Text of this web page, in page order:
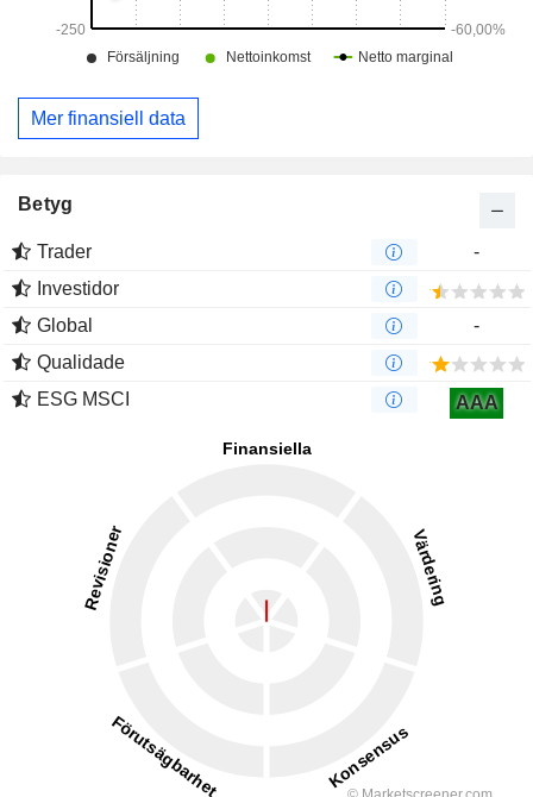
Mer finansiell data
Betyg
Trader
-
Investidor
Global
-
Qualidade
ESG MSCI
AAA